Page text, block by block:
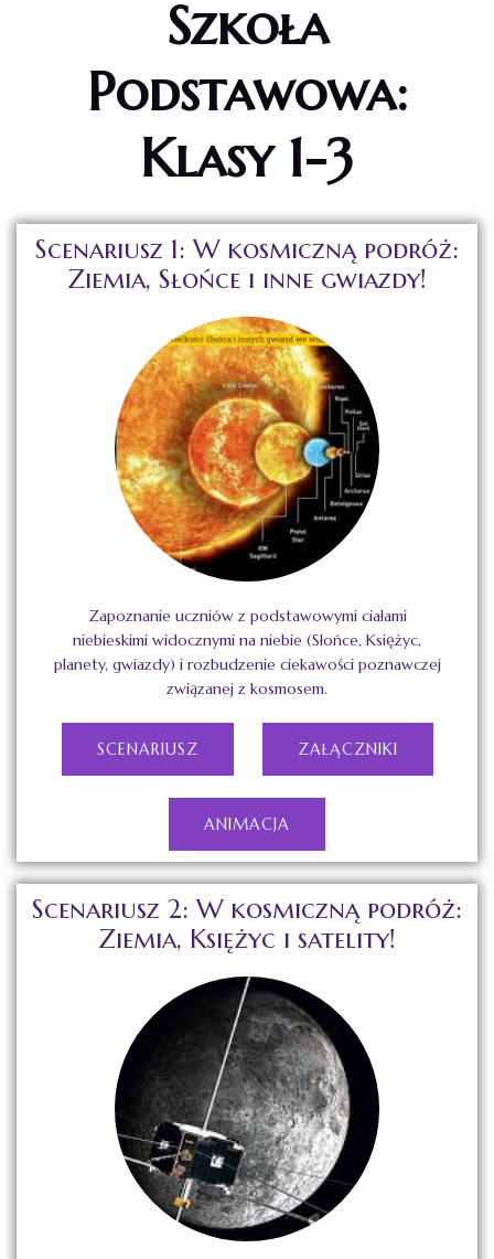
Szkoła
Podstawowa:
Klasy 1-3
Scenariusz 1: W kosmiczną podróż:
Ziemia, Słońce i inne gwiazdy!
Zapoznanie uczniów z podstawowymi ciałami
niebieskimi widocznymi na niebie (Słońce, Księżyc,
planety, gwiazdy) i rozbudzenie ciekawości poznawczej
związanej z kosmosem.
SCENARIUSZ ZAŁĄCZNIKI
ANIMACJA
Scenariusz 2: W kosmiczną podróż:
Ziemia, Księżyc i satelity!